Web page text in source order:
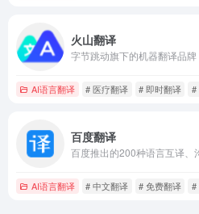
火山翻译
AI语言翻译 # 医疗翻译 # 即时翻译 #
百度翻译
百度推出的200种语言互译、
AI语言翻译 # 中文翻译 # 免费翻译 #